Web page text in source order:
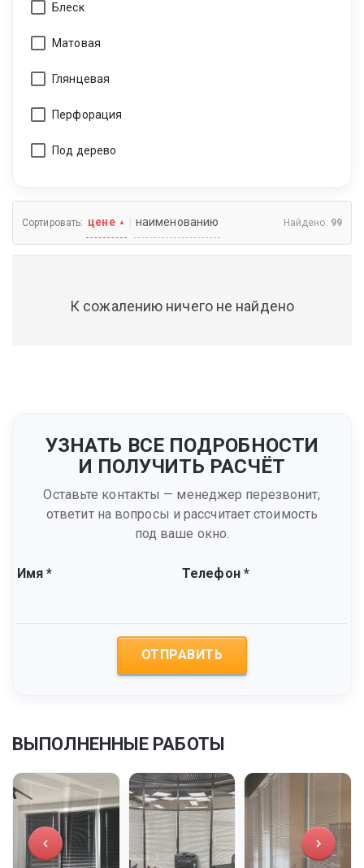
Блеск
Матовая
Глянцевая
Перфорация
Под дерево
Сортировать: цене ▲ | наименованию Найдено: 99
К сожалению ничего не найдено
УЗНАТЬ ВСЕ ПОДРОБНОСТИ
И ПОЛУЧИТЬ РАСЧЁТ
Оставьте контакты — менеджер перезвонит,
ответит на вопросы и рассчитает стоимость
под ваше окно.
Имя * Телефон *
ОТПРАВИТЬ
ВЫПОЛНЕННЫЕ РАБОТЫ